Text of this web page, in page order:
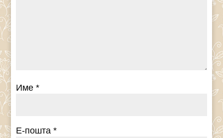
Име*
Е-пошта*